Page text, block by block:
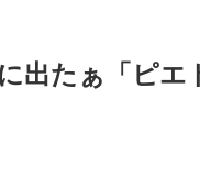
出たぁ「ピ